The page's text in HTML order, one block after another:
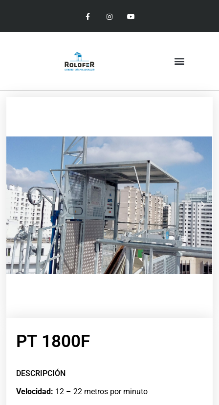
PT 1800F
DESCRIPCIÓN
Velocidad: 12 – 22 metros por minuto